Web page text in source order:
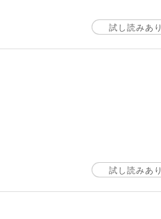
試し読みあり
試し読みあり